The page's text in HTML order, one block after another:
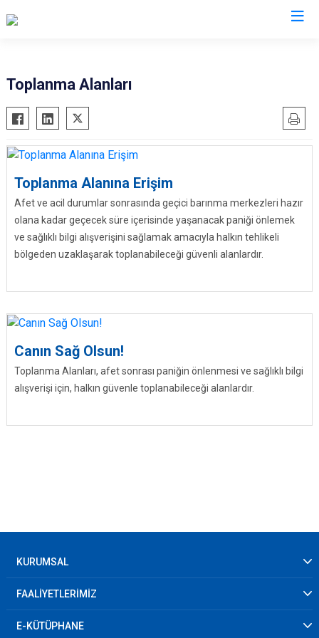
Toplanma Alanları
Toplanma Alanına Erişim
Afet ve acil durumlar sonrasında geçici barınma merkezleri hazır
olana kadar geçecek süre içerisinde yaşanacak paniği önlemek
ve sağlıklı bilgi alışverişini sağlamak amacıyla halkın tehlikeli
bölgeden uzaklaşarak toplanabileceği güvenli alanlardır.
Canın Sağ Olsun!
Toplanma Alanları, afet sonrası paniğin önlenmesi ve sağlıklı bilgi
alışverişi için, halkın güvenle toplanabileceği alanlardır.
KURUMSAL
FAALİYETLERİMİZ
E-KÜTÜPHANE